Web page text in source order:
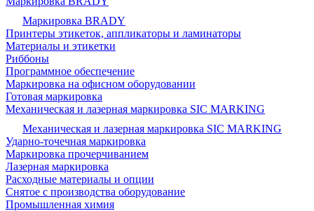
Маркировка BRADY
Принтеры этикеток, аппликаторы и ламинаторы
Материалы и этикетки
Риббоны
Программное обеспечение
Маркировка на офисном оборудовании
Готовая маркировка
Механическая и лазерная маркировка SIC MARKING
Механическая и лазерная маркировка SIC MARKING
Ударно-точечная маркировка
Маркировка прочерчиванием
Лазерная маркировка
Расходные материалы и опции
Снятое с производства оборудование
Промышленная химия